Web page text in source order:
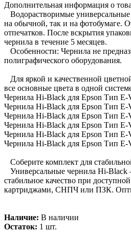
Дополнительная информация о
Водорастворимые универсальные
на обычной, так и на фотобумаге.
отпечатков. После вскрытия
чернила в течение 5 месяцев.
Особенности: Чернила не
полиграфического оборудования.
Для яркой и качественной
все основные цвета в одной
Чернила Hi-Black для Epson Тип
Чернила Hi-Black для Epson Тип
Чернила Hi-Black для Epson Тип
Чернила Hi-Black для Epson Тип
Чернила Hi-Black для Epson Тип
Чернила Hi-Black для Epson Тип
Соберите комплект для
Универсальные чернила Hi-Black
стабильное качество при
картриджами, СНПЧ или ПЗК.
Наличие: В наличии
Остаток: 1 шт.